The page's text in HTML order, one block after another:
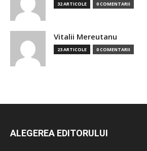
32 ARTICOLE 0 COMENTARII
Vitalii Mereutanu
23 ARTICOLE 0 COMENTARII
ALEGEREA EDITORULUI